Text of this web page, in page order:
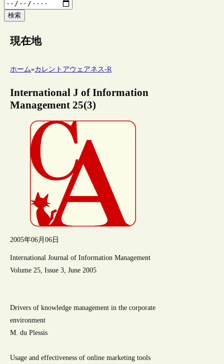
検索
現在地
ホーム»カレントアウェアネス-R
International J of Information
Management 25(3)
2005年06月06日
International Journal of Information Management
Volume 25, Issue 3, June 2005
Drivers of knowledge management in the corporate
environment
M. du Plessis
Usage and effectiveness of online marketing tools